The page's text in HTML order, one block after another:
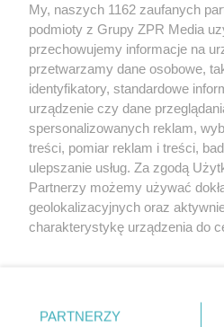
Żaden utwór zamieszczony w serwisie
rozpowszechniany lub dalej
tym także elektroniczny lub
eksploatacji w jakiejkolwiek formie,
Internecie bez pisemnej zgody
wykorzystanie utworów w całości lub w
tzn. bez właściwej zgody, jest
ścigane prawnie.
My, naszych 1162 zaufanych
podmioty z Grupy ZPR Media
przechowujemy informacje na
przetwarzamy dane osobowe,
identyfikatory, standardowe
urządzenie czy dane
spersonalizowanych reklam,
treści, pomiar reklam i treści,
ulepszanie usług. Za zgodą
Partnerzy możemy używać
geolokalizacyjnych oraz
charakterystykę urządzenia do
zmienić/wycofać klikając
PARTNERZY